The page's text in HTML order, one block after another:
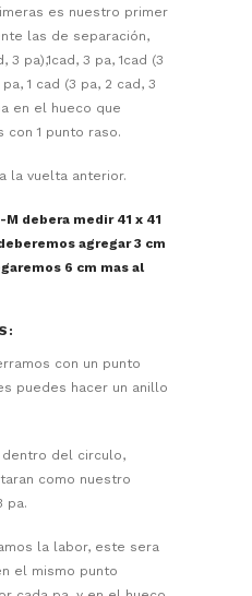
es nuestro primer
las de separación,
pa),1cad, 3 pa, 1cad (3
1 cad (3 pa, 2 cad, 3
en el hueco que
con 1 punto raso.
la vuelta anterior.
debera medir 41 x 41
agregar 3 cm
6 cm mas al
con un punto
puedes hacer un anillo
dentro del circulo,
como nuestro
pa.
la labor, este sera
el mismo punto